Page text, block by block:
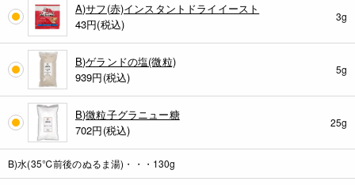
A)サフ(赤)インスタントドライイースト
43円(税込)
3g
B)ゲランドの塩(微粒)
939円(税込)
5g
B)微粒子グラニュー糖
702円(税込)
25g
B)水(35℃前後のぬるま湯)・・・130g